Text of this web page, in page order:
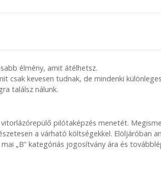
élmény, amit átélhetsz.
csak kevesen tudnak, de mindenki
találsz nálunk.
pilótaképzés menetét.
a várható költségekkel. Elöljáróban
„B” kategóriás jogosítvány ára és